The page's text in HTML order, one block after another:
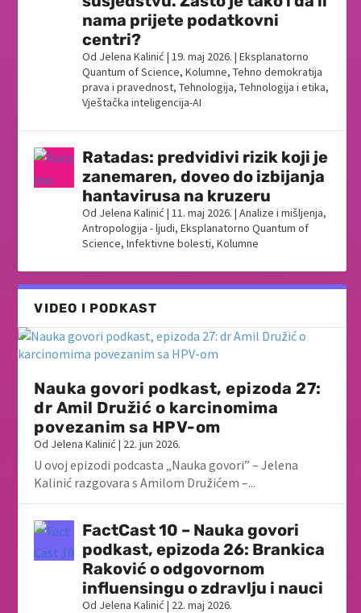
nama prijete podatkovni
centri?
Od Jelena Kalinić |19. maj 2026. |Eksplanatorno
Quantum of Science,Kolumne,Tehno demokratija
prava i pravednost,Tehnologija,Tehnologija i etika,
Vještačka inteligencija-AI
Ratadas: predvidivi rizik koji je
zanemaren, doveo do izbijanja
hantavirusa na kruzeru
Od Jelena Kalinić |11. maj 2026. |Analize i mišljenja,
Antropologija - ljudi,Eksplanatorno Quantum of
Science,Infektivne bolesti,Kolumne
VIDEO I PODKAST
Nauka govori podkast, epizoda 27:
dr Amil Družić o karcinomima
povezanim sa HPV-om
Od Jelena Kalinić | 22. jun 2026.
U ovoj epizodi podcasta „Nauka govori” – Jelena
Kalinić razgovara s Amilom Družićem –...
FactCast 10 – Nauka govori
podkast, epizoda 26: Brankica
Raković o odgovornom
influensingu o zdravlju i nauci
Od Jelena Kalinić | 22. maj 2026.